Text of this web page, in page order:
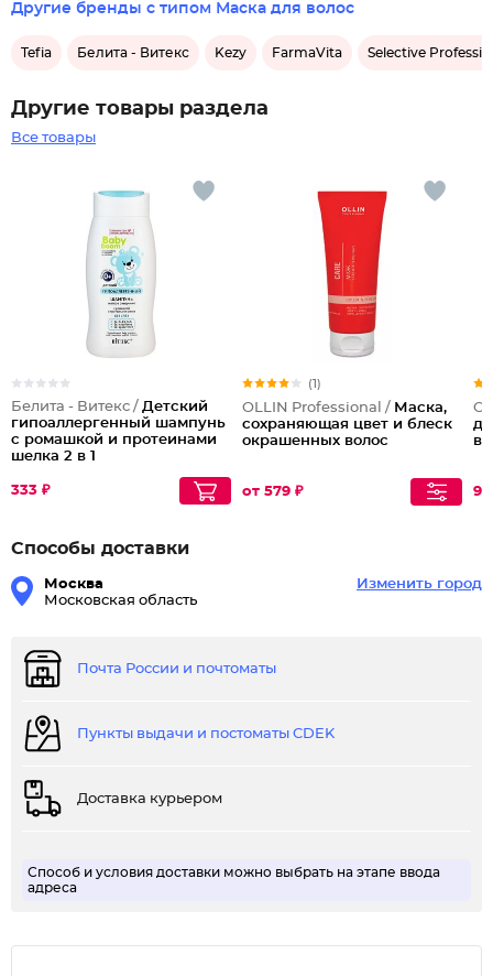
Другие бренды с типом Маска для волос
Tefia Белита - Витекс Kezy FarmaVita Selective
Другие товары раздела
Все товары
Белита - Витекс / Детский
гипоаллергенный шампунь
с ромашкой и протеинами
шелка 2 в 1
333 ₽
(1)
OLLIN Professional / Маска,
сохраняющая цвет и блеск
окрашенных волос
от 579 ₽
Способы доставки
Москва
Московская область
Изменить город
Почта России и почтоматы
Пункты выдачи и постоматы CDEK
Доставка курьером
Способ и условия доставки можно выбрать на этапе ввода
адреса